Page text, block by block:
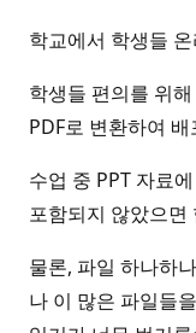
학교에서 학생들
학생들 편의를 위
PDF로 변환하여
수업 중 PPT 자료
포함되지 않았으면
물론, 파일 하나하
나 이 많은 파일들